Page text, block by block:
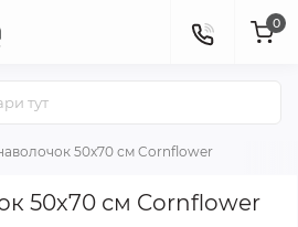
0
50х70 см Cornflower
50х70 см Cornflower